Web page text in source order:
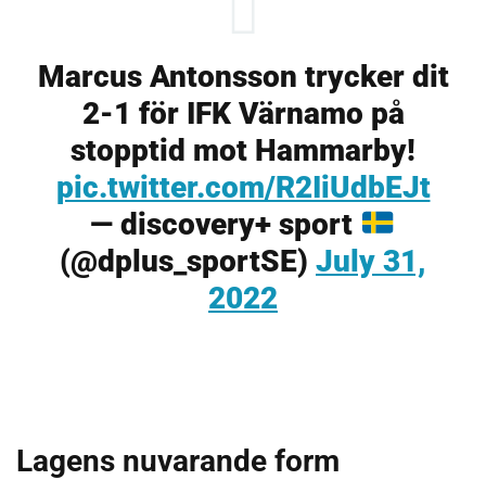
Marcus Antonsson trycker dit
2-1 för IFK Värnamo på
stopptid mot Hammarby!
pic.twitter.com/R2IiUdbEJt
— discovery+ sport
(@dplus_sportSE) July 31,
2022
Lagens nuvarande form